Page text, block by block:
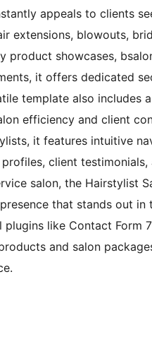
appeals to clients
extensions, blowouts,
product showcases,
it offers dedicated
template also
efficiency and client
it features intuitive
client
salon, the Hairstylist
that stands out
like Contact Form
and salon